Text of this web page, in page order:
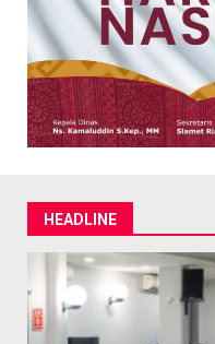
HEADLINE